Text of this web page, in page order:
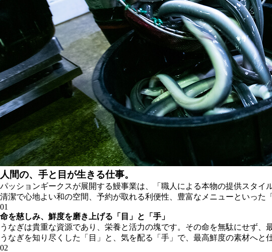
人間の、手と目が生きる仕事。
パッションギークスが展開する鰻事業は、「職人による本物の提供スタイ
清潔で心地よい和の空間、予約が取れる利便性、豊富なメニューといった
01
命を慈しみ、鮮度を磨き上げる「目」と「手」
うなぎは貴重な資源であり、栄養と活力の塊です。その命を無駄にせず
うなぎを知り尽くした「目」と、気を配る「手」で、最高鮮度の素材へと
02